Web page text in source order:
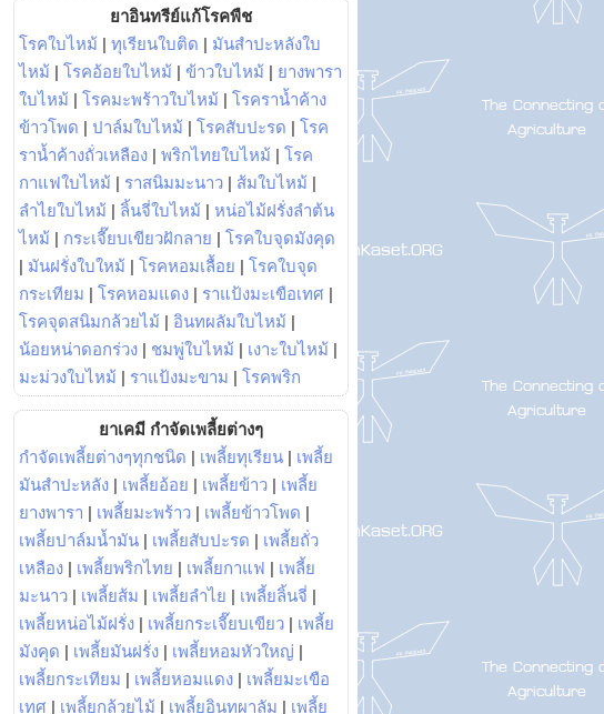
ยาอินทรีย์แก้โรคพืช
โรคใบไหม้ | ทุเรียนใบติด | มันสำปะหลังใบ
ไหม้ | โรคอ้อยใบไหม้ | ข้าวใบไหม้ | ยางพารา
ใบไหม้ | โรคมะพร้าวใบไหม้ | โรคราน้ำค้าง
ข้าวโพด | ปาล์มใบไหม้ | โรคสับปะรด | โรค
ราน้ำค้างถั่วเหลือง | พริกไทยใบไหม้ | โรค
กาแฟใบไหม้ | ราสนิมมะนาว | ส้มใบไหม้ |
ลำไยใบไหม้ | ลิ้นจี่ใบไหม้ | หน่อไม้ฝรั่งลำต้น
ไหม้ | กระเจี๊ยบเขียวฝักลาย | โรคใบจุดมังคุด
| มันฝรั่งใบใหม้ | โรคหอมเลื้อย | โรคใบจุด
กระเทียม | โรคหอมแดง | ราแป้งมะเขือเทศ |
โรคจุดสนิมกล้วยไม้ | อินทผลัมใบไหม้ |
น้อยหน่าดอกร่วง | ชมพู่ใบไหม้ | เงาะใบไหม้ |
มะม่วงใบไหม้ | ราแป้งมะขาม | โรคพริก
ยาเคมี กำจัดเพลี้ยต่างๆ
กำจัดเพลี้ยต่างๆทุกชนิด | เพลี้ยทุเรียน | เพลี้ย
มันสำปะหลัง | เพลี้ยอ้อย | เพลี้ยข้าว | เพลี้ย
ยางพารา | เพลี้ยมะพร้าว | เพลี้ยข้าวโพด |
เพลี้ยปาล์มน้ำมัน | เพลี้ยสับปะรด | เพลี้ยถั่ว
เหลือง | เพลี้ยพริกไทย | เพลี้ยกาแฟ | เพลี้ย
มะนาว | เพลี้ยส้ม | เพลี้ยลำไย | เพลี้ยลิ้นจี่ |
เพลี้ยหน่อไม้ฝรั่ง | เพลี้ยกระเจี๊ยบเขียว | เพลี้ย
มังคุด | เพลี้ยมันฝรั่ง | เพลี้ยหอมหัวใหญ่ |
เพลี้ยกระเทียม | เพลี้ยหอมแดง | เพลี้ยมะเขือ
เทศ | เพลี้ยกล้วยไม้ | เพลี้ยอินทผาลัม | เพลี้ย